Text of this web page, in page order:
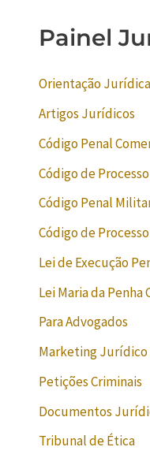
Painel
Orientação Jurídica
Artigos Jurídicos
Código Penal
Código de
Código Penal
Código de
Lei de Execução
Lei Maria da Penha
Para Advogados
Marketing Jurídico
Petições Criminais
Documentos
Tribunal de Ética